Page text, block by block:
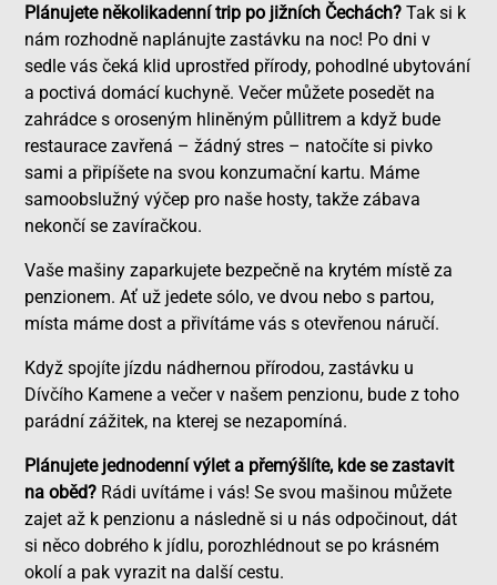
Plánujete několikadenní trip po jižních Čechách? Tak si k
nám rozhodně naplánujte zastávku na noc! Po dni v
sedle vás čeká klid uprostřed přírody, pohodlné ubytování
a poctivá domácí kuchyně. Večer můžete posedět na
zahrádce s oroseným hliněným půllitrem a když bude
restaurace zavřená – žádný stres – natočíte si pivko
sami a připíšete na svou konzumační kartu. Máme
samoobslužný výčep pro naše hosty, takže zábava
nekončí se zavíračkou.
Vaše mašiny zaparkujete bezpečně na krytém místě za
penzionem. Ať už jedete sólo, ve dvou nebo s partou,
místa máme dost a přivítáme vás s otevřenou náručí.
Když spojíte jízdu nádhernou přírodou, zastávku u
Dívčího Kamene a večer v našem penzionu, bude z toho
parádní zážitek, na kterej se nezapomíná.
Plánujete jednodenní výlet a přemýšlíte, kde se zastavit
na oběd? Rádi uvítáme i vás! Se svou mašinou můžete
zajet až k penzionu a následně si u nás odpočinout, dát
si něco dobrého k jídlu, porozhlédnout se po krásném
okolí a pak vyrazit na další cestu.